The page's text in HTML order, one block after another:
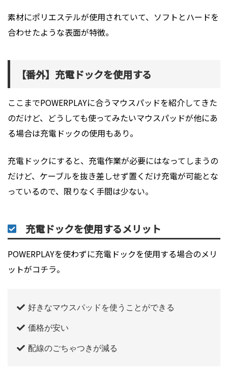
素材にポリエステルが使用されていて、ソフトとハードを
合わせたような表面が特徴。
【番外】充電ドックを使用する
ここまでPOWERPLAYに合うマウスパッドを紹介してきた
のだけど、どうしても使ってみたいマウスパッドが他にあ
る場合は充電ドックの使用もあり。
充電ドックにすると、充電作業が必要にはなってしまうの
だけど、ケーブルを抜き差しせず置くだけ充電が可能とな
っているので、限りなく手間は少ない。
充電ドックを使用するメリット
POWERPLAYを使わずに充電ドックを使用する場合のメリ
ットがコチラ。
好きなマウスパッドを使うことができる
価格が安い
配線のごちゃつきが減る